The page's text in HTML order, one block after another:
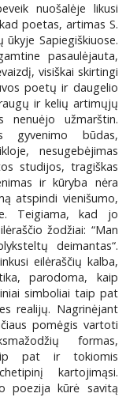
nuošalėje likusi
poetas, artimas S.
Sapiegiškiuose.
pasaulėjauta,
visiškai skirtingi
poetų ir daugelio
ir kelių artimųjų
nenuėjo užmarštin.
gyvenimo būdas,
nesugebėjimas
studijos, tragiškas
ir kūryba nėra
atspindi vienišumo,
Teigiama, kad jo
žodžiai: “Man
deimantas“.
eilėraščių kalba,
parodoma, kaip
simboliai taip pat
realijų. Nagrinėjant
pomėgis vartoti
formas,
pat ir tokiomis
kartojimąsi.
poezija kūrė savitą